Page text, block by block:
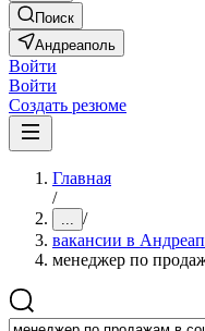
Поиск
Андреаполь
Войти
Войти
Создать резюме
Главная
/
... /
вакансии в
менеджер по